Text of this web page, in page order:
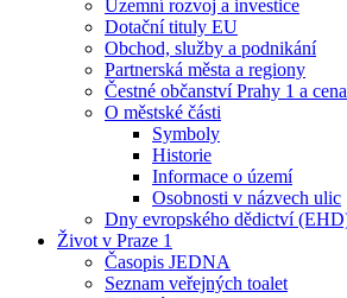
Územní rozvoj a investice
Dotační tituly EU
Obchod, služby a podnikání
Partnerská města a regiony
Čestné občanství Prahy 1 a
O městské části
Symboly
Historie
Informace o území
Osobnosti v názvech ulic
Dny evropského dědictví
Život v Praze 1
Časopis JEDNA
Seznam veřejných toalet